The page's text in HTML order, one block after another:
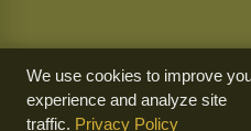
We use cookies to improve
experience and analyze site
traffic. Privacy Policy